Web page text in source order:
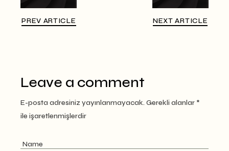
PREV ARTICLE NEXT ARTICLE
Leave a comment
E-posta adresiniz yayınlanmayacak. Gerekli alanlar *
ile işaretlenmişlerdir